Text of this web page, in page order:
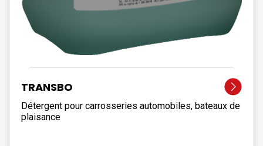
TRANSBO
Détergent pour carrosseries automobiles, bateaux de
plaisance